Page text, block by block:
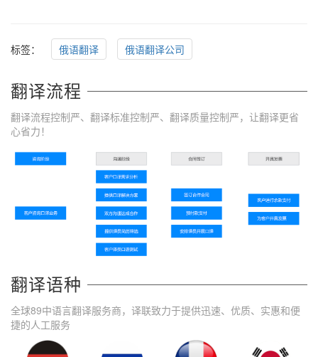
标签： 俄语翻译 俄语翻译公司
翻译流程
翻译流程控制严、翻译标准控制严、翻译质量控制严，让翻译更省
心省力！
翻译语种
全球89中语言翻译服务商，译联致力于提供迅速、优质、实惠和便
捷的人工服务